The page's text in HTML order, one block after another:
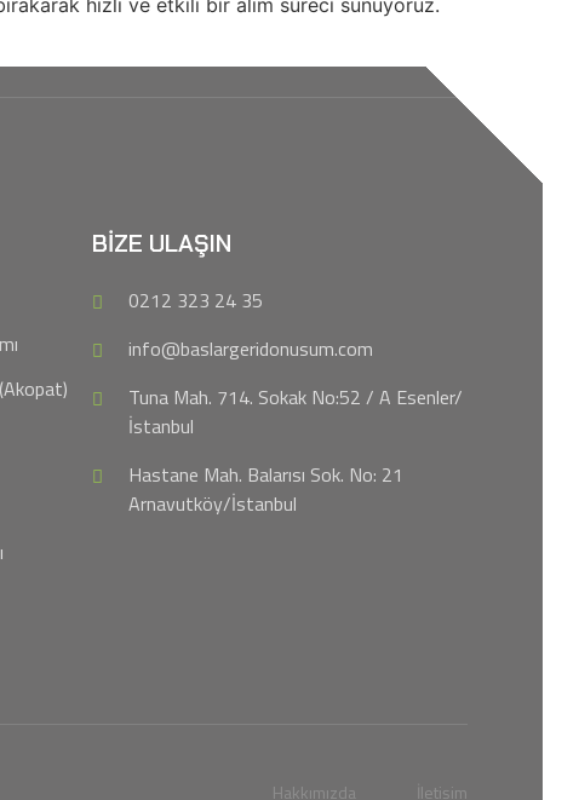
hızlı ve etkili bir alım süreci sunuyoruz.
BIZE ULAŞIN
0212 323 24 35
info@baslargeridonusum.com
Tuna Mah. 714. Sokak No:52 / A Esenler/
İstanbul
Hastane Mah. Balarısı Sok. No: 21
Arnavutköy/İstanbul
Hakkımızda İletişim